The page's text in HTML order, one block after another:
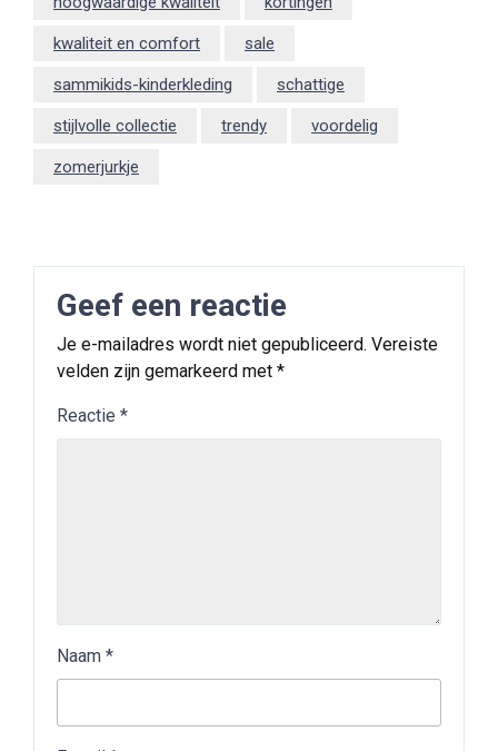
kwaliteit en comfort sale
sammikids-kinderkleding schattige
stijlvolle collectie trendy voordelig
zomerjurkje
Geef een reactie
Je e-mailadres wordt niet gepubliceerd. Vereiste
velden zijn gemarkeerd met *
Reactie *
Naam *